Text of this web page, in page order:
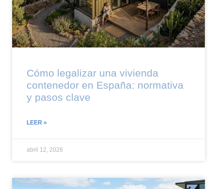
Cómo legalizar una vivienda
contenedor en España: normativa
y pasos clave
LEER »
abril 12, 2026